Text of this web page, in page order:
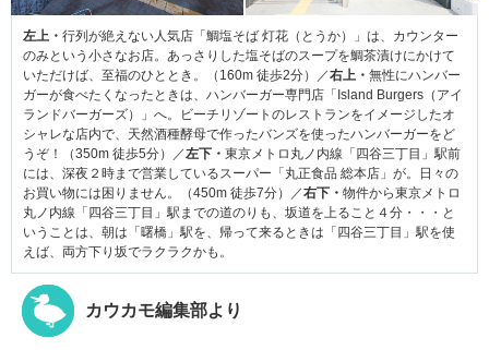
左上・ 行列が絶えない人気店「鯛塩そば 灯花（とうか）」は、カウンター
のみという小さなお店。あっさりした塩そばのスープを鯛茶漬けにかけて
いただけば、至福のひととき。（160m 徒歩2分）／右上・ 無性にハンバー
ガーが食べたくなったときは、ハンバーガー専門店「Island Burgers（アイ
ランドバーガーズ）」へ。ビーチリゾートのレストランをイメージしたオ
シャレな店内で、天然酒種酵母で作ったバンズを使ったハンバーガーをど
うぞ！（350m 徒歩5分）／左下・ 東京メトロ丸ノ内線「四谷三丁目」駅前
には、深夜２時まで営業しているスーパー「丸正食品 総本店」が。日々の
お買い物には困りません。（450m 徒歩7分）／右下・ 物件から東京メトロ
丸ノ内線「四谷三丁目」駅までの道のりも、坂道を上ること４分・・・と
いうことは、朝は「曙橋」駅を、帰って来るときは「四谷三丁目」駅を使
えば、両方下り坂でラクラクかも。
カウカモ編集部より